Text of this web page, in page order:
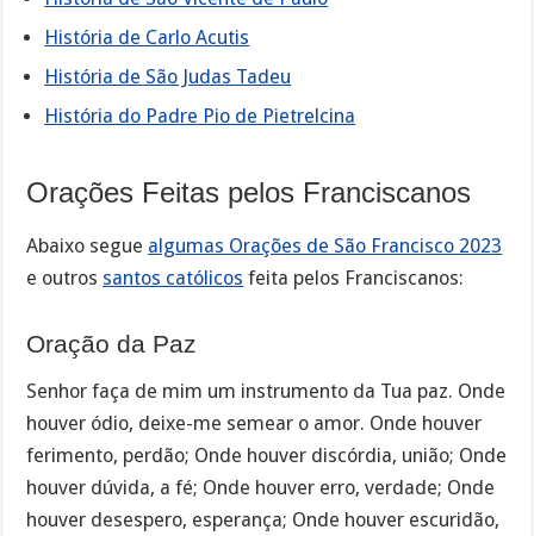
História de Carlo Acutis
História de São Judas Tadeu
História do Padre Pio de Pietrelcina
Orações Feitas pelos Franciscanos
Abaixo segue algumas Orações de São Francisco 2023
e outros santos católicos feita pelos Franciscanos:
Oração da Paz
Senhor faça de mim um instrumento da Tua paz. Onde
houver ódio, deixe-me semear o amor. Onde houver
ferimento, perdão; Onde houver discórdia, união; Onde
houver dúvida, a fé; Onde houver erro, verdade; Onde
houver desespero, esperança; Onde houver escuridão,